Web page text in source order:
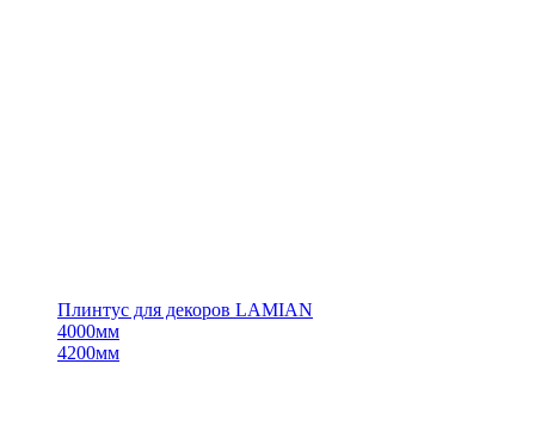
Плинтус для декоров LAMIAN
4000мм
4200мм